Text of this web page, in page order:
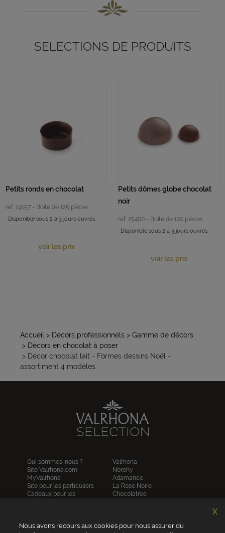
SELECTIONS DE PRODUITS
Petits ronds en chocolat
ref. 19157 - Boite de 125 pièces
Disponible sous 2 à 3 jours ouvrés.
voir les prix
Petits dômes globe chocolat
noir
ref. 25460 - Boite de 120 pièces
Disponible sous 2 à 3 jours ouvrés.
voir les prix
Accueil > Décors professionnels > Gamme de décors
> Décors en chocolat à poser
> Décor chocolat lait - Formes dessins Noël -
assortiment 4 modèles
Qui sommes-nous ?
Site Valrhona.com
MyValrhona
Site pour les particuliers
Cadeaux pour les
entreprises
Contactez-nous
Valrhona
Norohy
Adamance
La Rose Noire
Chocolatree
Republica del cacao
Nous avons recours aux cookies pour nous assurer du
X